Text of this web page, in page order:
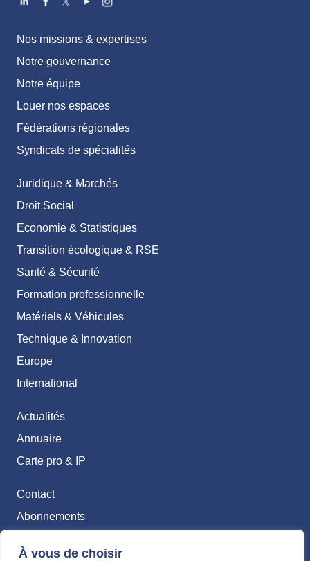
À vous de choisir
Nos missions & expertises
Notre gouvernance
Notre équipe
Louer nos espaces
Fédérations régionales
Syndicats de spécialités
Juridique & Marchés
Droit Social
Economie & Statistiques
Transition écologique & RSE
Santé & Sécurité
Formation professionnelle
Matériels & Véhicules
Technique & Innovation
Europe
International
Actualités
Annuaire
Carte pro & IP
Contact
Abonnements